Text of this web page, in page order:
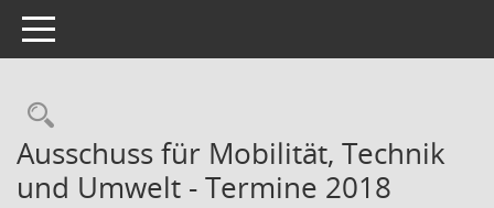
Toggle navigation
Rechercheauswahl
Ausschuss für Mobilität, Technik
und Umwelt - Termine 2018